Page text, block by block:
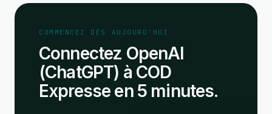
COMMENCEZ DÈS AUJOURD'HUI
Connectez OpenAI
(ChatGPT) à COD
Expresse en 5 minutes.